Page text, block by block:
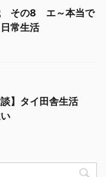
その8 エ～本当で
常生活
】タイ田舎生活